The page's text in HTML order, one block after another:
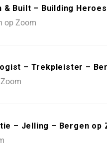
Built – Building
op Zoom
– Trekpleister –
– Jelling – Bergen op